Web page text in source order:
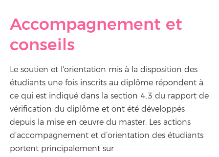
Accompagnement et
conseils
Le soutien et l'orientation mis à la disposition des
étudiants une fois inscrits au diplôme répondent à
ce qui est indiqué dans la section 4.3 du rapport de
vérification du diplôme et ont été développés
depuis la mise en œuvre du master. Les actions
d’accompagnement et d’orientation des étudiants
portent principalement sur :